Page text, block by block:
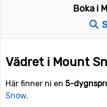
Boka i
Vädret i Mount
Här finner ni en 5-
Snow.